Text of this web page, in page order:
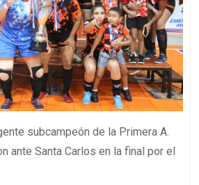
subcampeón de la Primera A.
ante Santa Carlos en la final por el